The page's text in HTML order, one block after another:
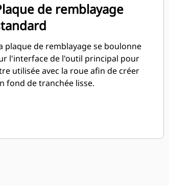
de remblayage
plaque de remblayage se boulonne
l'interface de l'outil principal pour
utilisée avec la roue afin de créer
fond de tranchée lisse.